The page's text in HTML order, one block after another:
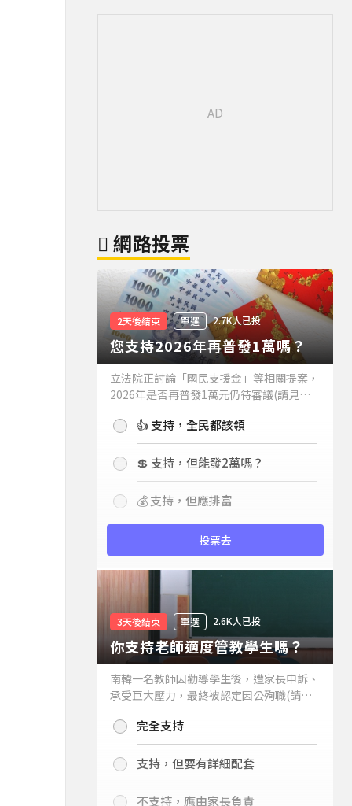
網路投票
2天後結束 單選 2.7K人已投
您支持2026年再普發1萬嗎？
立法院正討論「國民支援金」等相關提案，
2026年是否再普發1萬元仍待審議(請見下
持嗎？👍 支持，全民都該領
💲 支持，但能發2萬嗎？
💰 支持，但應排富
投票去
3天後結束 單選 2.6K人已投
你支持老師適度管教學生嗎？
南韓一名教師因勸導學生後，遭家長申訴、
承受巨大壓力，最終被認定因公殉職(請見
你支持老師適度管教學生嗎？
完全支持
支持，但要有詳細配套
不支持，應由家長負責